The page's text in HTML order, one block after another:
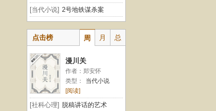
云
[当代小说] 2号地铁谋杀案
点击榜 周 月 总
漫川关
作者：郑安怀
类型：
当代小说
[阅读]
[社科心理] 脱稿讲话的艺术